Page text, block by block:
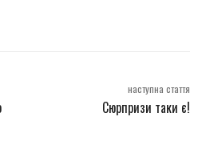
наступна стаття
Сюрпризи таки є!